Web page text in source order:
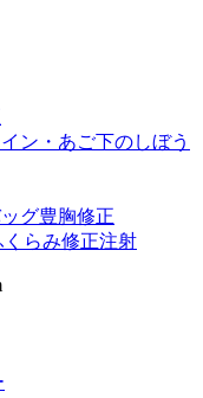
ン・あご下のしぼう
グ豊胸修正
らみ修正注射